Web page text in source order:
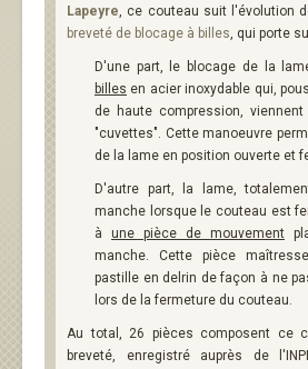
Lapeyre, ce couteau suit l'évolution
breveté de blocage à billes, qui porte
D'une part, le blocage de la
billes en acier inoxydable qui,
de haute compression,
"cuvettes". Cette manoeuvre
de la lame en position ouverte et
D'autre part, la lame,
manche lorsque le couteau est
à une pièce de mouvement
manche. Cette pièce
pastille en delrin de façon à ne
lors de la fermeture du couteau.
Au total, 26 pièces composent ce
breveté, enregistré auprès de